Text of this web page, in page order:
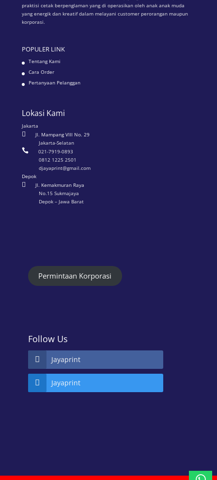
praktisi cetak berpenglaman yang di operasikan oleh anak anak muda
yang energik dan kreatif dalam melayani customer perorangan maupun
korporasi.
POPULER LINK
Tentang Kami
Cara Order
Pertanyaan Pelanggan
Lokasi Kami
Jakarta

Jl. Mampang VIII No. 29
Jakarta-Selatan

021-7919-0893
0812 1225 2501
djayaprint@gmail.com
Depok

Jl. Kemakmuran Raya
No.15 Sukmajaya
Depok – Jawa Barat
Permintaan Korporasi
Follow Us
Jayaprint
Jayaprint